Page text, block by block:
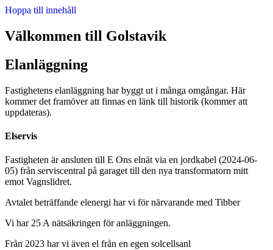
Hoppa till innehåll
Välkommen till Golstavik
Elanläggning
Fastighetens elanläggning har byggt ut i många omgångar. Här
kommer det framöver att finnas en länk till historik (kommer att
uppdateras).
Elservis
Fastigheten är ansluten till E Ons elnät via en jordkabel (2024-06-
05) från serviscentral på garaget till den nya transformatorn mitt
emot Vagnslidret.
Avtalet beträffande elenergi har vi för närvarande med Tibber
Vi har 25 A nätsäkringen för anläggningen.
Från 2023 har vi även el från en egen solcellsanl